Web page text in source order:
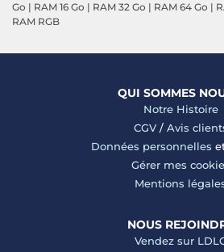
Go | RAM 16 Go | RAM 32 Go | RAM 64 Go |
RAM RGB
QUI SOMMES
Notre Histoire
CGV/ Avis
Données personnelles
Gérer mes
Mentions
NOUS
Vendez sur